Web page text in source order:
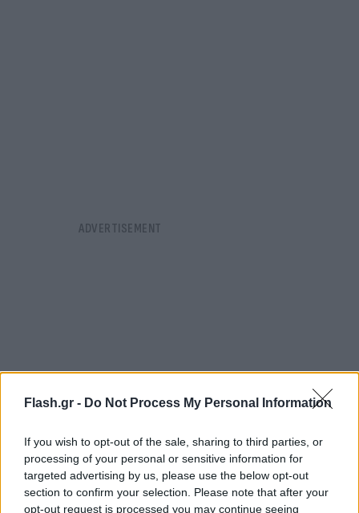
Flash.gr - Do Not Process My Personal Information
If you wish to opt-out of the sale, sharing to third parties, or
processing of your personal or sensitive information for
targeted advertising by us, please use the below opt-out
section to confirm your selection. Please note that after your
opt-out request is processed you may continue seeing
ΕΦΕΤ και ειδικότερα η Περιφερειακή Διεύθυνση